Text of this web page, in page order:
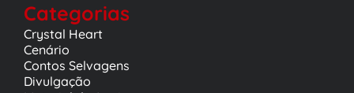
Categorias
Crystal Heart
Cenário
Contos Selvagens
Divulgação